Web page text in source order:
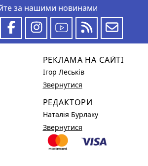
за нашими новинами
РЕКЛАМА НА САЙТІ
Ігор Леськів
Звернутися
РЕДАКТОРИ
Наталія Бурлаку
Звернутися